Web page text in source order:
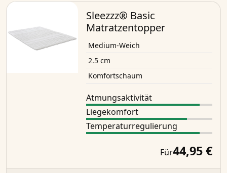
Sleezzz® Basic
Matratzentopper
Medium-Weich
2.5 cm
Komfortschaum
Atmungsaktivität
Liegekomfort
Temperaturregulierung
Für44,95 €